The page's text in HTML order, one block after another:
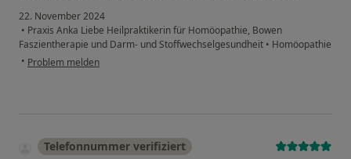
22. November 2024
• Praxis Anka Liebe Heilpraktikerin für Homöopathie, Bowen
Faszientherapie und Darm- und Stoffwechselgesundheit • Homöopathie
• Problem melden
Telefonnummer verifiziert